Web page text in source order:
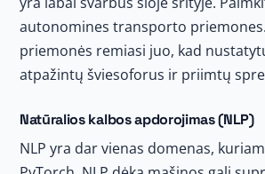
autonomines transporto
priemonės remiasi juo, kad
atpažintų šviesoforus ir priimtų
Natūralios kalbos apdorojimas (NLP)
NLP yra dar vienas domenas,